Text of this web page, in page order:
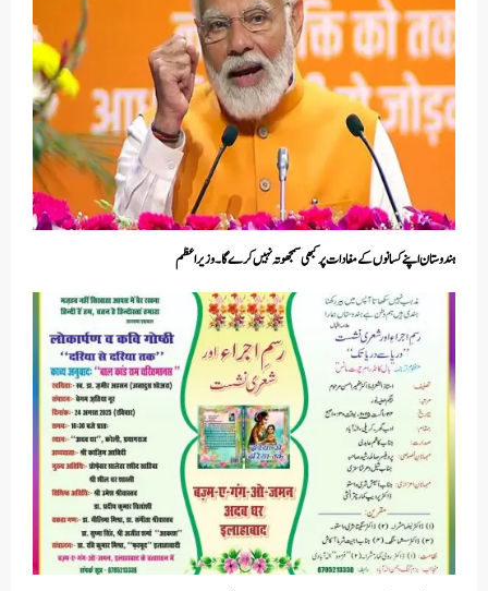
ہندوستان اپنے کسانوں کے مفادات پر کبھی سمجھوتہ نہیں کرے گا۔ وزیر اعظم